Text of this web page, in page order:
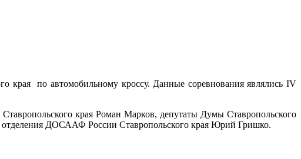
края по автомобильному кроссу. Данные соревнования являлись IV
края Роман Марков, депутаты Думы Ставропольского
отделения ДОСААФ России Ставропольского края Юрий Гришко.